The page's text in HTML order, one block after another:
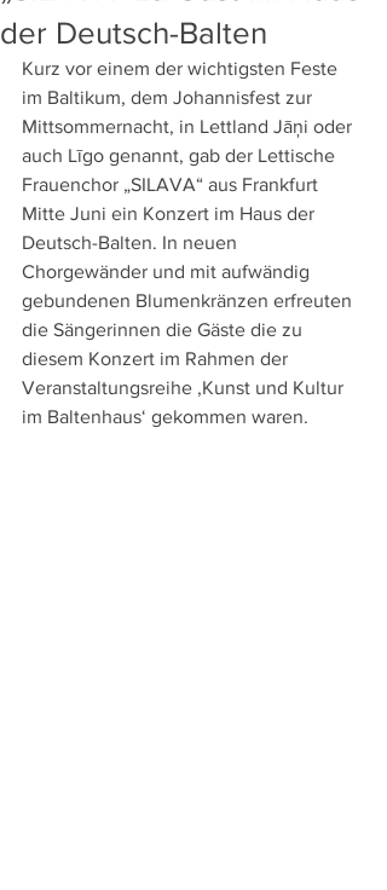
der Deutsch-Balten
Kurz vor einem der wichtigsten Feste
im Baltikum, dem Johannisfest zur
Mittsommernacht, in Lettland Jāņi oder
auch Līgo genannt, gab der Lettische
Frauenchor „SILAVA“ aus Frankfurt
Mitte Juni ein Konzert im Haus der
Deutsch-Balten. In neuen
Chorgewänder und mit aufwändig
gebundenen Blumenkränzen erfreuten
die Sängerinnen die Gäste die zu
diesem Konzert im Rahmen der
Veranstaltungsreihe ‚Kunst und Kultur
im Baltenhaus‘ gekommen waren.